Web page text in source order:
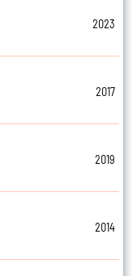
2023
2017
2019
2014